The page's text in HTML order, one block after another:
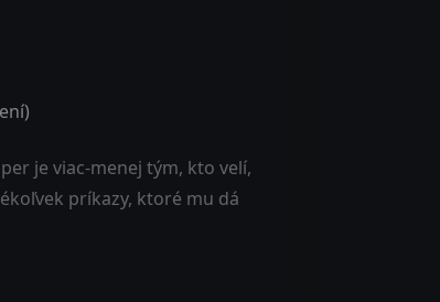
je viac-menej tým, kto velí,
príkazy, ktoré mu dá